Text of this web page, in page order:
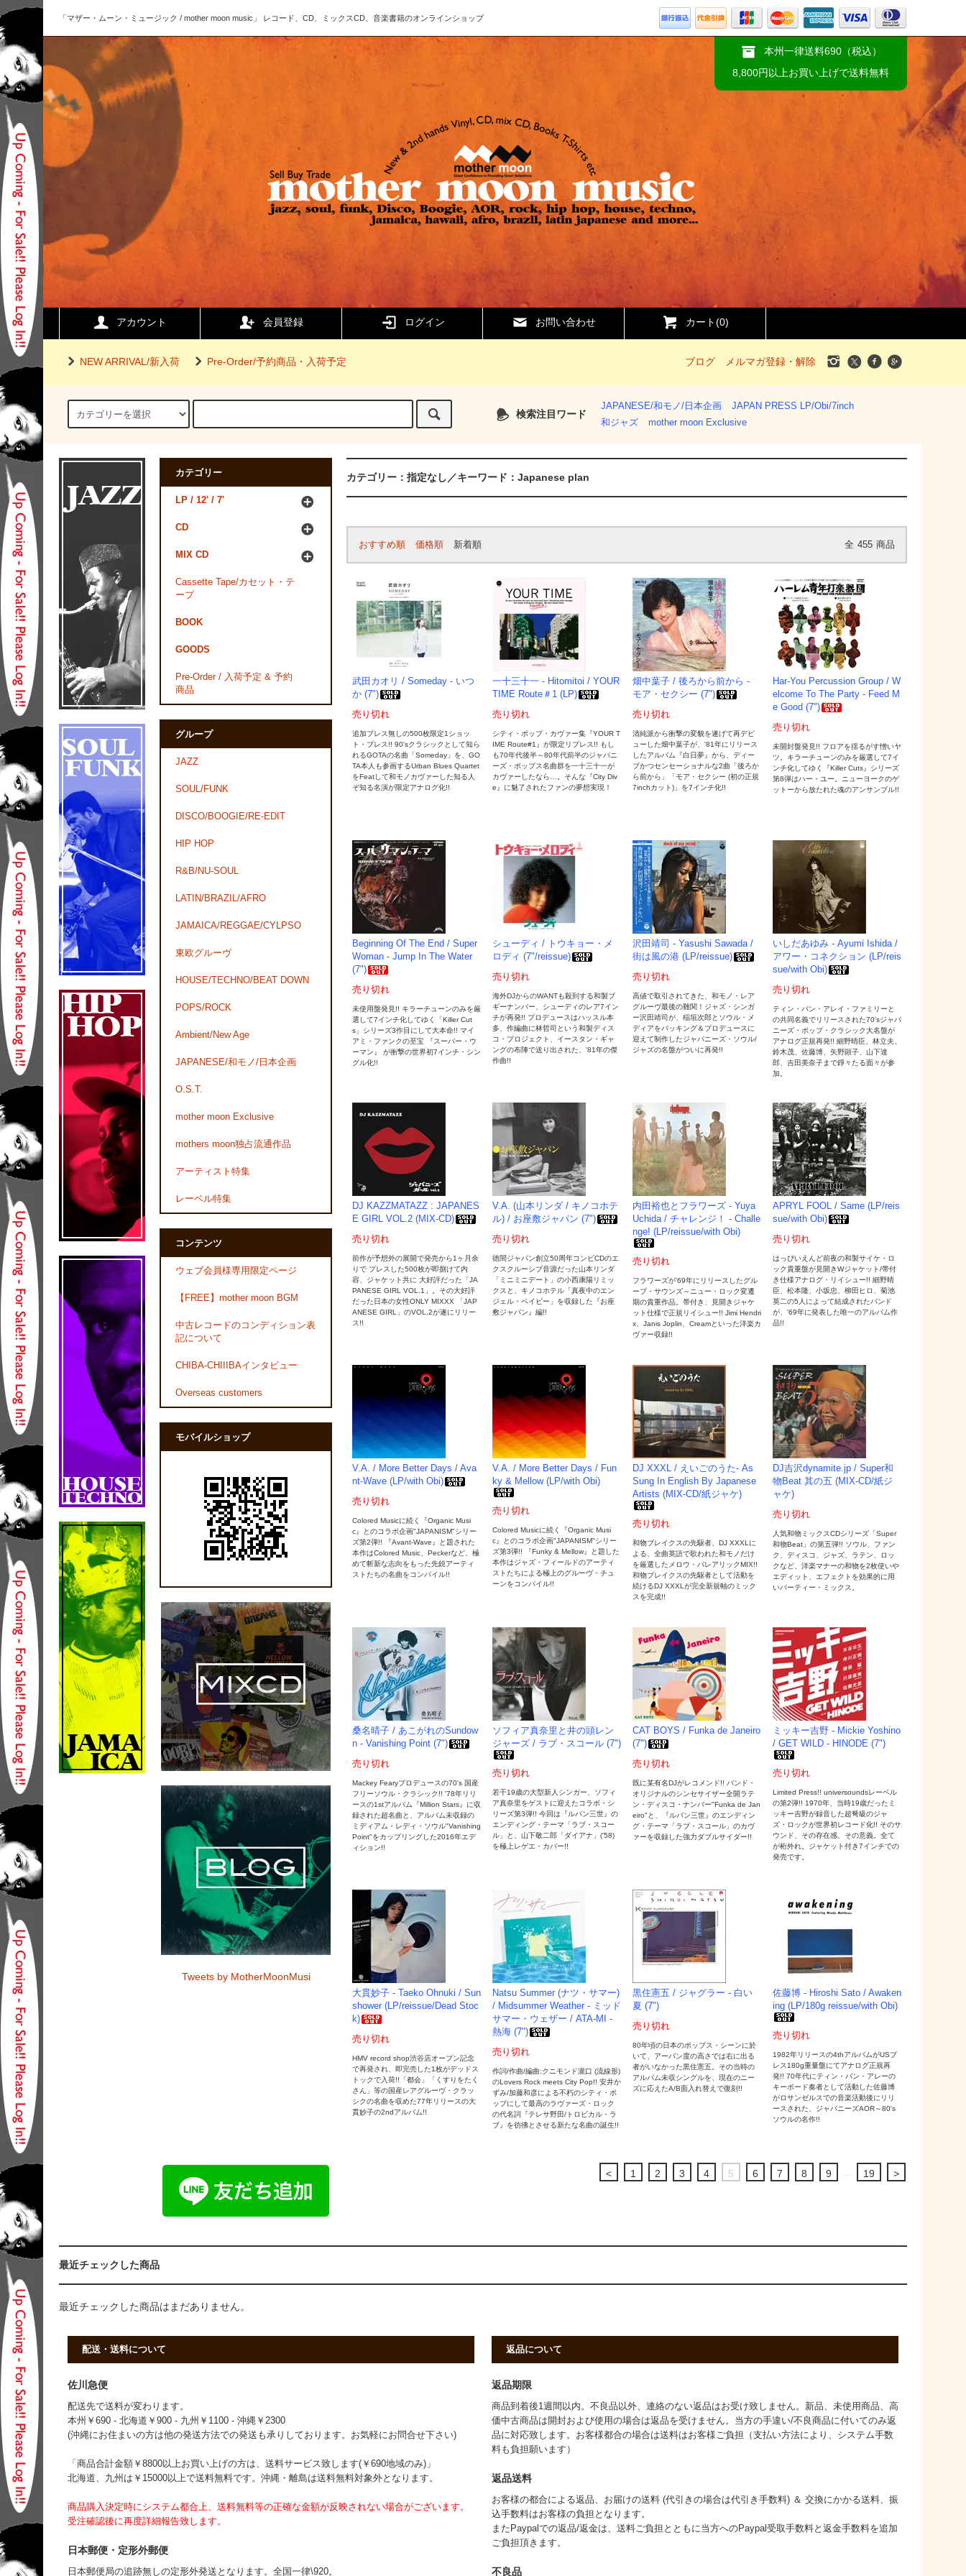
「マザー・ムーン・ミュージック / mother moon music」 レコード、CD、ミックスCD、音楽書籍のオンラインショップ
本州一律送料690（税込）
8,800円以上お買い上げで送料無料
アカウント 会員登録 ログイン お問い合わせ カート(0)
NEW ARRIVAL/新入荷 Pre-Order/予約商品・入荷予定 ブログ メルマガ登録・解除
検索注目ワード
JAPANESE/和モノ/日本企画
JAPAN PRESS LP/Obi/7inch
和ジャズ
mother moon Exclusive
カテゴリー：指定なし／キーワード：Japanese plan
おすすめ順 価格順 新着順 全 455 商品
武田カオリ / Someday - いつ
か (7")
売り切れ
追加プレス無しの500枚限定1ショッ
ト・プレス!! 90'sクラシックとして知ら
れるGOTAの名曲「Someday」を、GO
TA本人も参画するUrban Blues Quartet
をFeatして和モノカヴァーした知る人
ぞ知る名演が限定アナログ化!!
一十三十一 - Hitomitoi / YOUR
TIME Route＃1 (LP)
売り切れ
シティ・ポップ・カヴァー集『YOUR T
IME Route#1』が限定リプレス!! もし
も70年代後半～80年代前半のジャパニ
ーズ・ポップス名曲群を一十三十一が
カヴァーしたなら…。そんな『City Div
e』に魅了されたファンの夢想実現！
畑中葉子 / 後ろから前から -
モア・セクシー (7")
売り切れ
清純派から衝撃の変貌を遂げて再デビ
ューした畑中葉子が、'81年にリリース
したアルバム『白日夢』から、ディー
プかつセンセーショナルな2曲「後ろか
ら前から」「モア・セクシー (初の正規
7inchカット)」を7インチ化!!
Har-You Percussion Group / W
elcome To The Party - Feed M
e Good (7")
売り切れ
未開封盤発見!! フロアを揺るがす憎いヤ
ツ。キラーチューンのみを厳選して7イ
ンチ化してゆく『Killer Cuts』シリーズ
第8弾はハー・ユー。ニューヨークのゲ
ットーから放たれた魂のアンサンブル!!
Beginning Of The End / Super
Woman - Jump In The Water
(7")
売り切れ
未使用盤発見!! キラーチューンのみを厳
選して7インチ化してゆく「Killer Cut
s」シリーズ3作目にして大本命!! マイ
アミ・ファンクの至宝 『スーパー・ウ
ーマン』 が衝撃の世界初7インチ・シン
グル化!!
シューディ / トウキョー・メ
ロディ (7"/reissue)
売り切れ
海外DJからのWANTも殺到する和製ブ
ギーナンバー、シューディのレア7イン
チが再発!! プロデュースはハッスル本
多、作編曲に林哲司という和製ディス
コ・プロジェクト、イースタン・ギャ
ングの布陣で送り出された、'81年の傑
作曲!!
沢田靖司 - Yasushi Sawada /
街は風の港 (LP/reissue)
売り切れ
高値で取引されてきた、和モノ・レア
グルーヴ最後の難関！ジャズ・シンガ
ー沢田靖司が、稲垣次郎とソウル・メ
ディアをバッキング＆プロデュースに
迎えて制作したジャパニーズ・ソウル/
ジャズの名盤がついに再発!!
いしだあゆみ - Ayumi Ishida /
アワー・コネクション (LP/reis
sue/with Obi)
売り切れ
ティン・パン・アレイ・ファミリーと
の共同名義でリリースされた70'sジャパ
ニーズ・ポップ・クラシック大名盤が
アナログ正規再発!! 細野晴臣、林立夫、
鈴木茂、佐藤博、矢野顕子、山下達
郎、吉田美奈子まで錚々たる面々が参
加。
DJ KAZZMATAZZ : JAPANES
E GIRL VOL.2 (MIX-CD)
売り切れ
前作が予想外の展開で発売から1ヶ月余
りで プレスした500枚が即捌けて内
容、ジャケット共に 大好評だった「JA
PANESE GIRL VOL.1」。その大好評
だった日本の女性ONLY MIXXX 「JAP
ANESE GIRL」のVOL.2が遂にリリー
ス!!
V.A. (山本リンダ / キノコホテ
ル) / お座敷ジャパン (7")
売り切れ
徳間ジャパン創立50周年コンピCDのエ
クスクルーシブ音源だった山本リンダ
「ミニミニデート」の小西康陽リミッ
クスと、キノコホテル「真夜中のエン
ジェル・ベイビー」を収録した『お座
敷ジャパン』編!!
内田裕也とフラワーズ - Yuya
Uchida / チャレンジ！ - Challe
nge! (LP/reissue/with Obi)
売り切れ
フラワーズが'69年にリリースしたグル
ープ・サウンズ～ニュー・ロック変遷
期の貴重作品。帯付き、見開きジャケ
ット仕様で正規リイシュー!! Jimi Hendri
x、Janis Joplin、Creamといった洋楽カ
ヴァー収録!!
APRYL FOOL / Same (LP/reis
sue/with Obi)
売り切れ
はっぴいえんど前夜の和製サイケ・ロ
ック貴重盤が見開きWジャケット/帯付
き仕様アナログ・リイシュー!! 細野晴
臣、松本隆、小坂忠、柳田ヒロ、菊池
英二の5人によって結成されたバンド
が、'69年に発表した唯一のアルバム作
品!!
V.A. / More Better Days / Ava
nt-Wave (LP/with Obi)
売り切れ
Colored Musicに続く『Organic Musi
c』とのコラボ企画"JAPANISM"シリー
ズ第2弾!! 『Avant-Wave』と題された
本作はColored Music、Peckerなど、極
めて斬新な志向をもった先鋭アーティ
ストたちの名曲をコンパイル!!
V.A. / More Better Days / Fun
ky & Mellow (LP/with Obi)
売り切れ
Colored Musicに続く『Organic Musi
c』とのコラボ企画"JAPANISM"シリー
ズ第3弾!! 『Funky & Mellow』と題した
本作はジャズ・フィールドのアーティ
ストたちによる極上のグルーヴ・チュ
ーンをコンパイル!!
DJ XXXL / えいごのうた- As
Sung In English By Japanese
Artists (MIX-CD/紙ジャケ)
売り切れ
和物ブレイクスの先駆者、DJ XXXLに
よる、全曲英語で歌われた和モノだけ
を厳選したメロウ・バレアリックMIX!!
和物ブレイクスの先駆者として活動を
続けるDJ XXXLが完全新規軸のミック
スを完成!!
DJ吉沢dynamite.jp / Super和
物Beat 其の五 (MIX-CD/紙ジ
ャケ)
売り切れ
人気和物ミックスCDシリーズ「Super
和物Beat」の第五弾!! ソウル、ファン
ク、ディスコ、ジャズ、ラテン、ロッ
クなど、洋楽マナーの和物を2枚使いや
エディット、エフェクトを効果的に用
いパーティー・ミックス。
桑名晴子 / あこがれのSundow
n - Vanishing Point (7")
売り切れ
Mackey Fearyプロデュースの70's 国産
フリーソウル・クラシック!! '78年リリ
ースの1stアルバム『Million Stars』に収
録された超名曲と、アルバム未収録の
ミディアム・レディ・ソウル"Vanishing
Point"をカップリングした2016年エデ
ィション!!
ソフィア真奈里と井の頭レン
ジャーズ / ラブ・スコール (7")
売り切れ
若干19歳の大型新人シンガー、ソフィ
ア真奈里をゲストに迎えたコラボ・シ
リーズ第3弾!! 今回は『ルパン三世』の
エンディング・テーマ「ラブ・スコー
ル」と、山下敬二郎「ダイアナ」('58)
を極上レゲエ・カバー!!
CAT BOYS / Funka de Janeiro
(7")
売り切れ
既に某有名DJがレコメンド!! バンド・
オリジナルのシンセサイザー全開ラテ
ン・ディスコ・ナンバー"Funka de Jan
eiro"と、『ルパン三世』のエンディン
グ・テーマ「ラブ・スコール」のカヴ
ァーを収録した強力ダブルサイダー!!
ミッキー吉野 - Mickie Yoshino
/ GET WILD - HINODE (7")
売り切れ
Limited Press!! universoundsレーベル
の第2弾!! 1970年、当時19歳だったミ
ッキー吉野が録音した超弩級のジャ
ズ・ロックが世界初レコード化!! そのサ
ウンド、その存在感、その意義。全て
が桁外れ。ジャケット付き7インチでの
発売です。
大貫妙子 - Taeko Ohnuki / Sun
shower (LP/reissue/Dead Stoc
k)
売り切れ
HMV record shop渋谷店オープン記念
で再発され、即完売した1枚がデッドス
トックで入荷!!「都会」「くすりをたく
さん」等の国産レアグルーヴ・クラッ
シクの名曲を収めた77年リリースの大
貫妙子の2ndアルバム!!
Natsu Summer (ナツ・サマー)
/ Midsummer Weather - ミッド
サマー・ウェザー / ATA-MI -
熱海 (7")
売り切れ
作詞/作曲/編曲:クニモンド瀧口 (流線形)
のLovers Rock meets City Pop!! 安井か
ずみ/加藤和彦による不朽のシティ・ポ
ップにして最高のラヴァーズ・ロック
の代名詞『テレサ野田/トロピカル・ラ
ブ』を彷彿とさせる新たな名曲の誕生!!
黒住憲五 / ジャグラー - 白い
夏 (7")
売り切れ
80年頃の日本のポップス・シーンに於
いて、アーバン度の高さでは右に出る
者がいなかった黒住憲五。その当時の
アルバム未収シングルを、現在のニー
ズに応えたA/B面入れ替えで復刻!!
佐藤博 - Hiroshi Sato / Awaken
ing (LP/180g reissue/with Obi)
売り切れ
1982年リリースの4thアルバムがUSプ
レス180g重量盤にてアナログ正規再
発!! 70年代にティン・パン・アレーの
キーボード奏者として活動した佐藤博
がロサンゼルスでの音楽活動後にリリ
ースされた、ジャパニーズAOR～80's
ソウルの名作!!
< 1 2 3 4 5 6 7 8 9 ... 19 >
カテゴリー
LP / 12' / 7'
CD
MIX CD
Cassette Tape/カセット・テ
ープ
BOOK
GOODS
Pre-Order / 入荷予定 & 予約
商品
グループ
JAZZ
SOUL/FUNK
DISCO/BOOGIE/RE-EDIT
HIP HOP
R&B/NU-SOUL
LATIN/BRAZIL/AFRO
JAMAICA/REGGAE/CYLPSO
東欧グルーヴ
HOUSE/TECHNO/BEAT DOWN
POPS/ROCK
Ambient/New Age
JAPANESE/和モノ/日本企画
O.S.T.
mother moon Exclusive
mothers moon独占流通作品
アーティスト特集
レーベル特集
コンテンツ
ウェブ会員様専用限定ページ
【FREE】mother moon BGM
中古レコードのコンディション表
記について
CHIBA-CHIIIBAインタビュー
Overseas customers
モバイルショップ
Tweets by MotherMoonMusi
最近チェックした商品
最近チェックした商品はまだありません。
配送・送料について
佐川急便
配送先で送料が変わります。
本州￥690 - 北海道￥900 - 九州￥1100 - 沖縄￥2300
(沖縄にお住まいの方は他の発送方法での発送も承りしております。お気軽にお問合せ下さい)
「商品合計金額￥8800以上お買い上げの方は、送料サービス致します(￥690地域のみ)」
北海道、九州は￥15000以上で送料無料です。沖縄・離島は送料無料対象外となります。
商品購入決定時にシステム都合上、送料無料等の正確な金額が反映されない場合がございます。
受注確認後に再度詳細報告致します。
日本郵便・定形外郵便
日本郵便局の追跡無しの定形外発送となります。全国一律\920。
返品について
返品期限
商品到着後1週間以内。不良品以外、連絡のない返品はお受け致しません。新品、未使用商品、高
価中古商品は開封および使用の場合は返品を受けません。当方の手違い/不良商品に付いてのみ返
品に対応致します。お客様都合の場合は送料はお客様ご負担（支払い方法により、システム手数
料も負担願います）
返品送料
お客様の都合による返品、お届けの送料 (代引きの場合は代引き手数料) ＆ 交換にかかる送料、振
込手数料はお客様の負担となります。
またPaypalでの返品/返金は、送料ご負担とともに当方へのPaypal受取手数料と返金手数料を追加
ご負担頂きます。
不良品